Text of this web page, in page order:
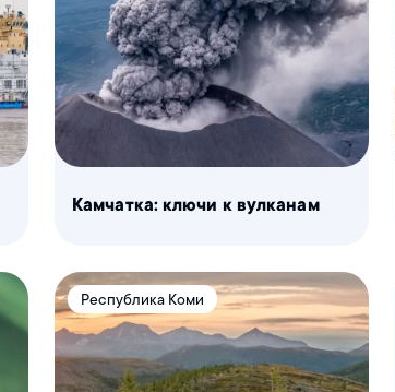
Камчатка: ключи к вулканам
Республика Коми